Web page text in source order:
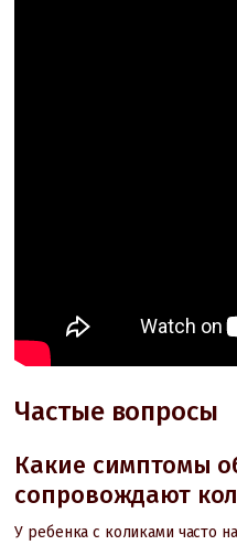
Частые вопросы
Какие симптомы
сопровождают
У ребенка с коликами часто